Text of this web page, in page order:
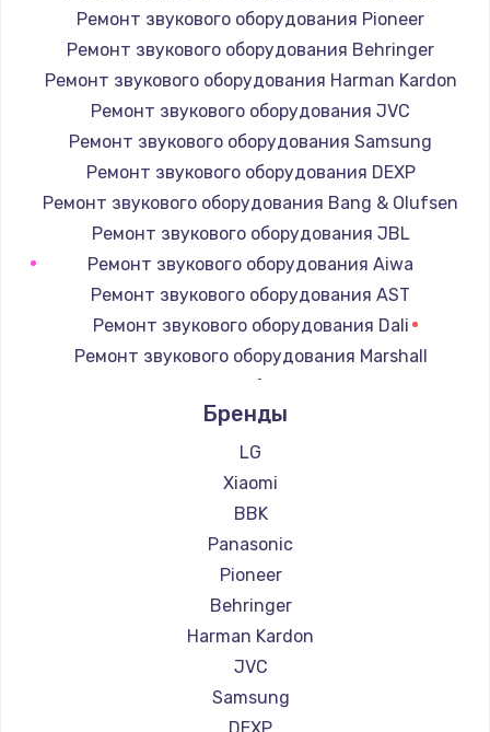
Ремонт звукового оборудования Pioneer
Ремонт звукового оборудования Behringer
Ремонт звукового оборудования Harman Kardon
Ремонт звукового оборудования JVC
Ремонт звукового оборудования Samsung
Ремонт звукового оборудования DEXP
Ремонт звукового оборудования Bang & Olufsen
Ремонт звукового оборудования JBL
Ремонт звукового оборудования Aiwa
Ремонт звукового оборудования AST
Ремонт звукового оборудования Dali
Ремонт звукового оборудования Marshall
Ремонт звукового оборудования Supra
Бренды
LG
Xiaomi
BBK
Panasonic
Pioneer
Behringer
Harman Kardon
JVC
Samsung
DEXP